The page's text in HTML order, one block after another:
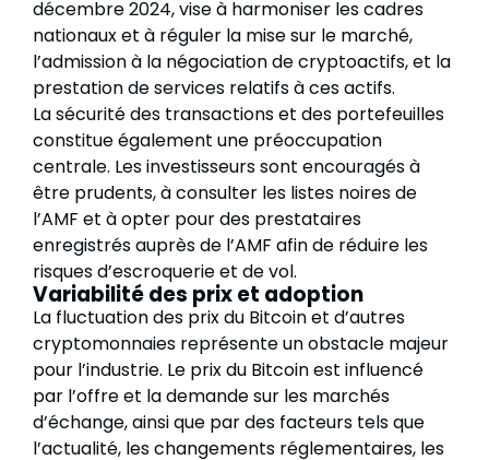
décembre 2024, vise à harmoniser les cadres
nationaux et à réguler la mise sur le marché,
l’admission à la négociation de cryptoactifs, et la
prestation de services relatifs à ces actifs.
La sécurité des transactions et des portefeuilles
constitue également une préoccupation
centrale. Les investisseurs sont encouragés à
être prudents, à consulter les listes noires de
l’AMF et à opter pour des prestataires
enregistrés auprès de l’AMF afin de réduire les
risques d’escroquerie et de vol.
Variabilité des prix et adoption
La fluctuation des prix du Bitcoin et d’autres
cryptomonnaies représente un obstacle majeur
pour l’industrie. Le prix du Bitcoin est influencé
par l’offre et la demande sur les marchés
d’échange, ainsi que par des facteurs tels que
l’actualité, les changements réglementaires, les